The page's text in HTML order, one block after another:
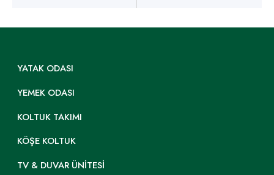
YATAK ODASI
YEMEK ODASI
KOLTUK TAKIMI
KÖŞE KOLTUK
TV & DUVAR ÜNITESI